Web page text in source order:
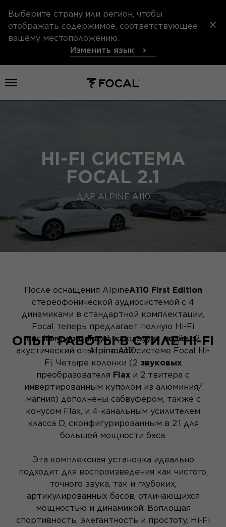
Выберите страну или регион, чтобы
отображать содержимое, соответствующее
вашему местоположению.
Изменить язык
Открыть меню
HI-FI СИСТЕМА
FOCAL 2.1
ДЛЯ ALPINE A110
После оснащения AlpineA110 First Edition
стереофонической аудиосистемой с 4
динамиками в стандартной комплектации,
Focal теперь предлагает полную Hi-Fi
систему, доступную для других моделей
Alpine A110.
ОПЫТ РАБОТЫ В СТИЛЕ HI-FI
Компания Focal использует свой
акустический опыт в новой системе Focal Hi-
Fi. Четыре колонки (2 звуковых
преобразователя Flax и 2 твитера с
инвертированным куполом из алюминия/
магния) дополнены сабвуфером, также с
конусом Flax, и 4-канальным усилителем
класса D, сконфигурированным в 2.1 для
большей мощности баса.
Эта комплексная установка идеально
подходит для воспроизведения как чистого,
точного звука, так и глубоких,
артикулированных басов, отличающихся
мощностью и динамикой. Воплощая
спортивность, элегантность и простоту, Hi-Fi